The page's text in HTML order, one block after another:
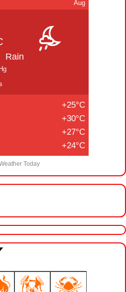
Aug
Rain
+25°C
+30°C
+27°C
+24°C
Today